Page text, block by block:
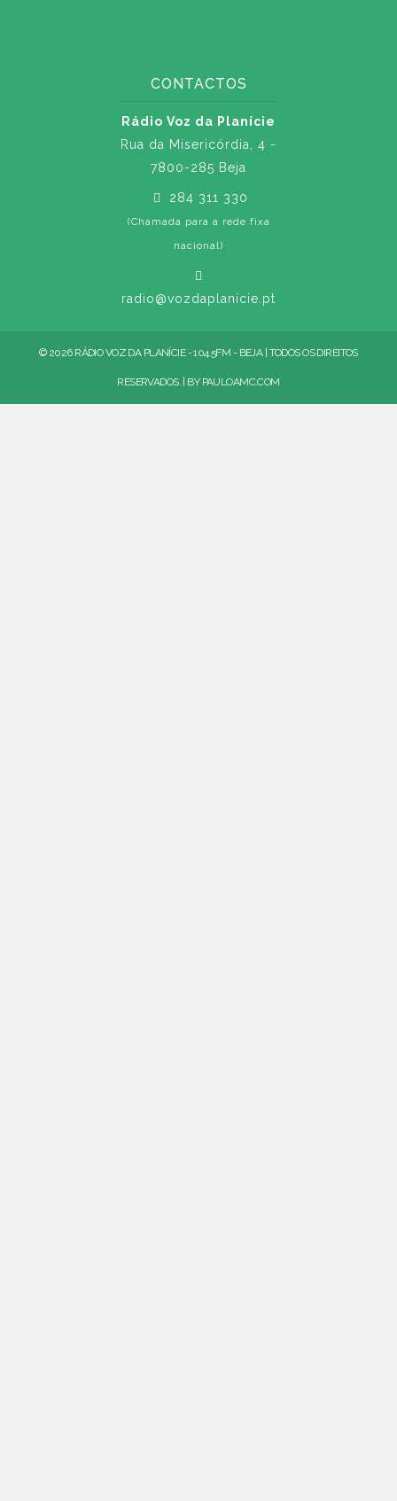
CONTACTOS
Rádio Voz da Planície
Rua da Misericórdia, 4 -
7800-285 Beja
284 311 330
(Chamada para a rede fixa
nacional)
radio@vozdaplanicie.pt
© 2026 RÁDIO VOZ DA PLANÍCIE - 104.5FM - BEJA | TODOS OS DIREITOS
RESERVADOS. | BY PAULOAMC.COM